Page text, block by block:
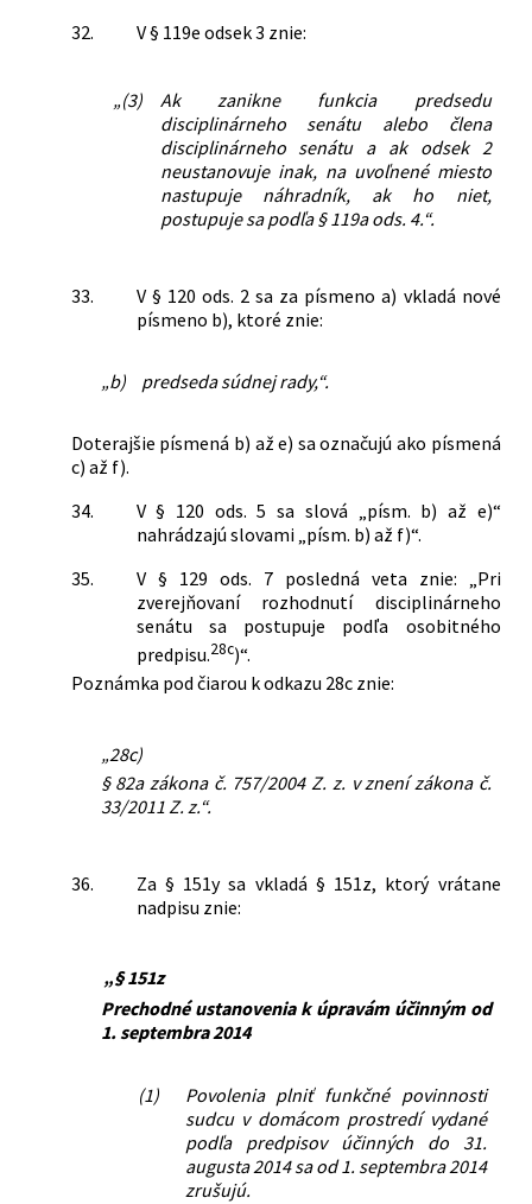
32. V § 119e odsek 3 znie:
„(3)
Ak zanikne funkcia predsedu
disciplinárneho senátu alebo člena
disciplinárneho senátu a ak odsek 2
neustanovuje inak, na uvoľnené miesto
nastupuje náhradník, ak ho niet,
postupuje sa podľa § 119a ods. 4.“.
33.
V § 120 ods. 2 sa za písmeno a) vkladá nové
písmeno b), ktoré znie:
„b) predseda súdnej rady,“.
Doterajšie písmená b) až e) sa označujú ako písmená
c) až f).
34.
V § 120 ods. 5 sa slová „písm. b) až e)“
nahrádzajú slovami „písm. b) až f)“.
35.
V § 129 ods. 7 posledná veta znie: „Pri
zverejňovaní rozhodnutí disciplinárneho
senátu sa postupuje podľa osobitného
predpisu.28c)“.
Poznámka pod čiarou k odkazu 28c znie:
„28c)
§ 82a zákona č. 757/2004 Z. z. v znení zákona č.
33/2011 Z. z.“.
36.
Za § 151y sa vkladá § 151z, ktorý vrátane
nadpisu znie:
„§ 151z
Prechodné ustanovenia k úpravám účinným od
1. septembra 2014
(1)
Povolenia plniť funkčné povinnosti
sudcu v domácom prostredí vydané
podľa predpisov účinných do 31.
augusta 2014 sa od 1. septembra 2014
zrušujú.